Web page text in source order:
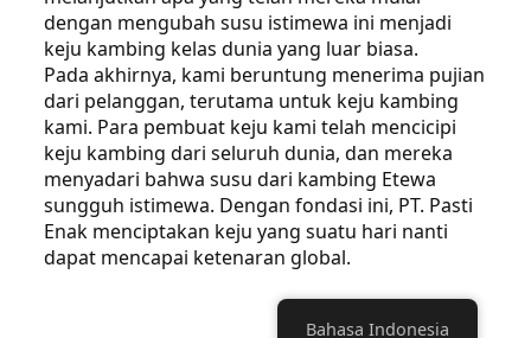
dengan mengubah susu istimewa ini menjadi
keju kambing kelas dunia yang luar biasa.
Pada akhirnya, kami beruntung menerima pujian
dari pelanggan, terutama untuk keju kambing
kami. Para pembuat keju kami telah mencicipi
keju kambing dari seluruh dunia, dan mereka
menyadari bahwa susu dari kambing Etewa
sungguh istimewa. Dengan fondasi ini, PT. Pasti
Enak menciptakan keju yang suatu hari nanti
dapat mencapai ketenaran global.
Bahasa Indonesia